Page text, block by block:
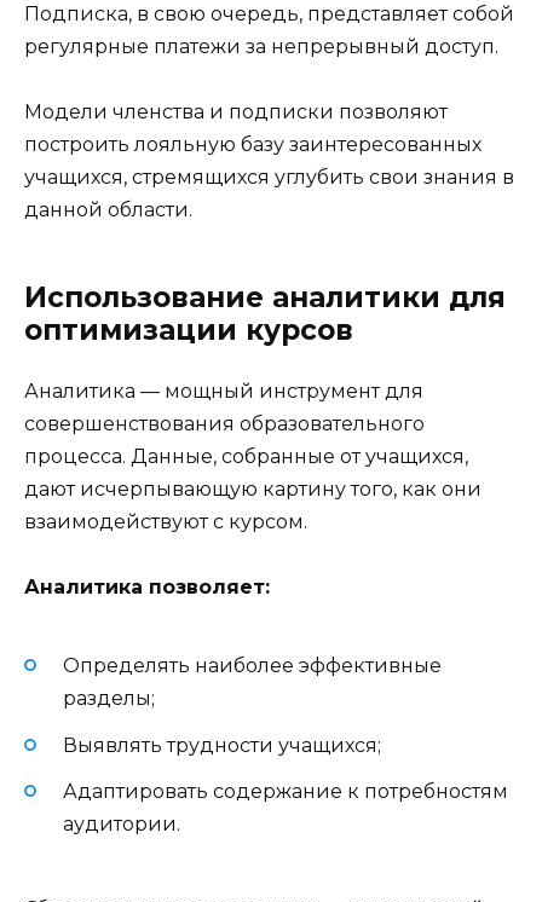
Подписка, в свою очередь, представляет собой
регулярные платежи за непрерывный доступ.
Модели членства и подписки позволяют
построить лояльную базу заинтересованных
учащихся, стремящихся углубить свои знания в
данной области.
Использование аналитики для
оптимизации курсов
Аналитика — мощный инструмент для
совершенствования образовательного
процесса. Данные, собранные от учащихся,
дают исчерпывающую картину того, как они
взаимодействуют с курсом.
Аналитика позволяет:
Определять наиболее эффективные
разделы;
Выявлять трудности учащихся;
Адаптировать содержание к потребностям
аудитории.